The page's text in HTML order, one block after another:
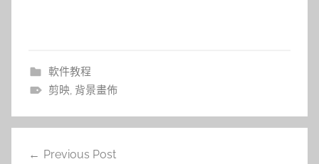
軟件教程
剪映, 背景畫佈
Previous Post